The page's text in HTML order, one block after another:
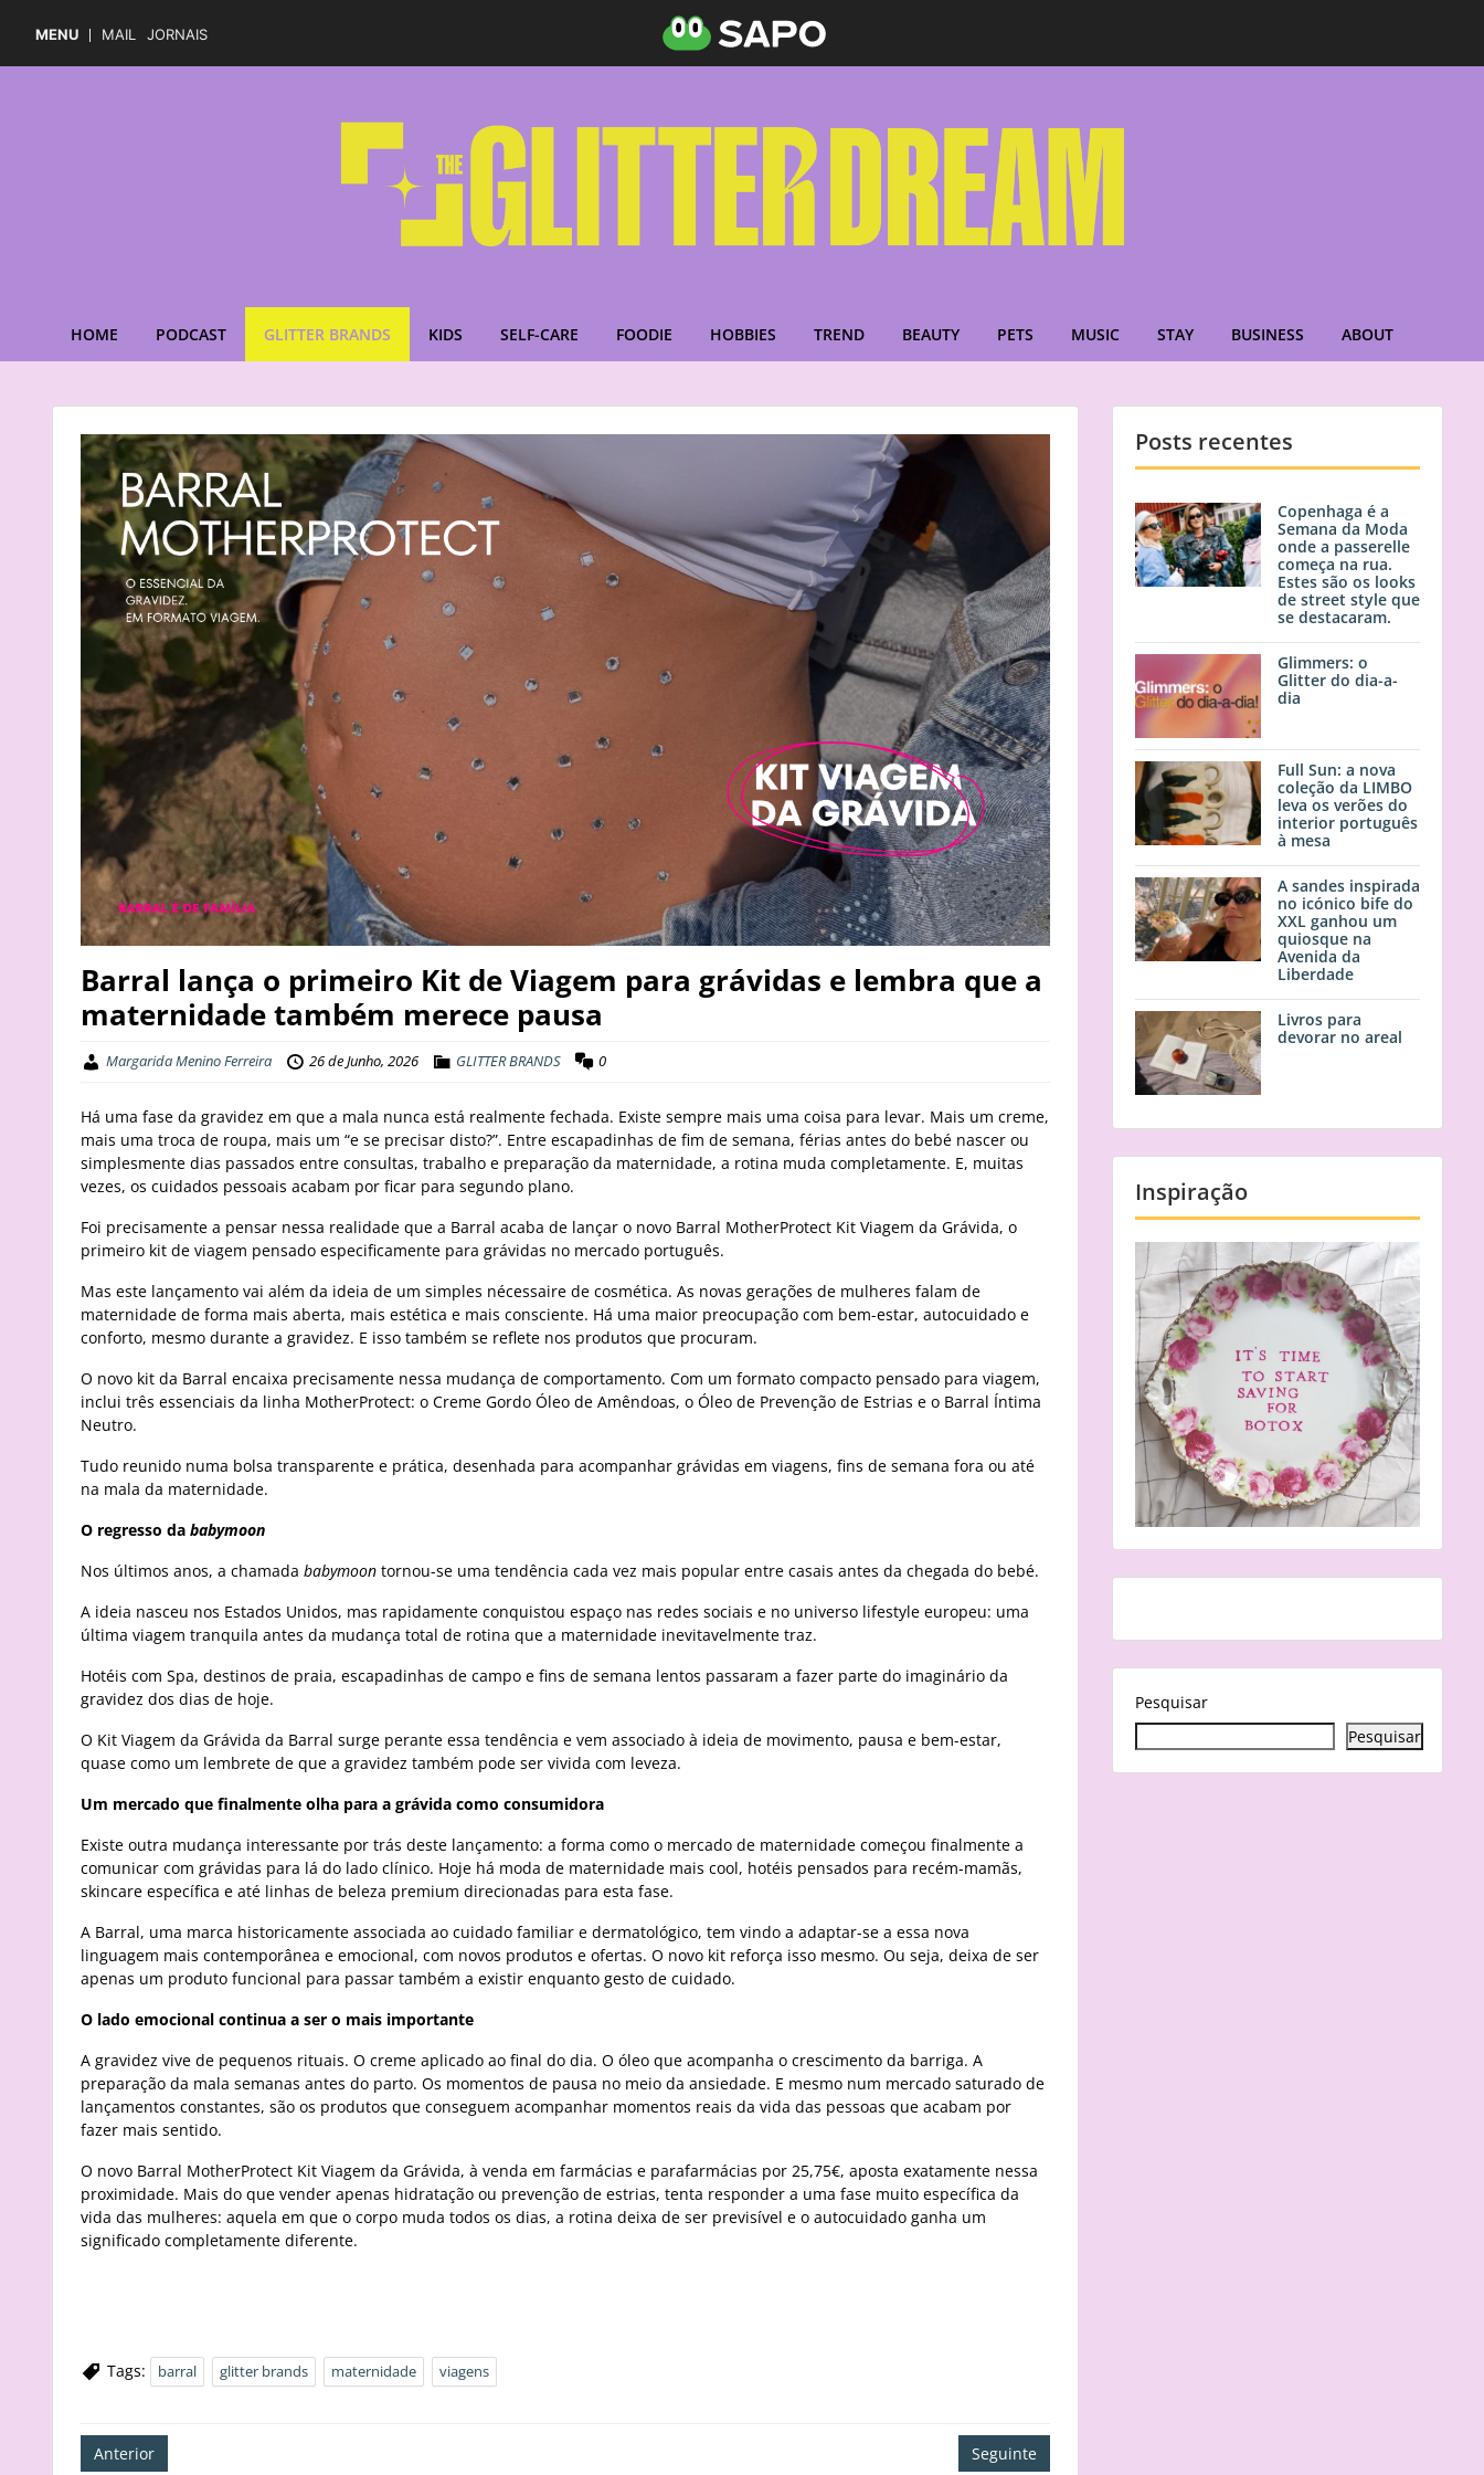
MENU MAIL JORNAIS
HOME PODCAST GLITTER BRANDS KIDS SELF-CARE FOODIE HOBBIES TREND BEAUTY PETS MUSIC STAY BUSINESS ABOUT
Barral lança o primeiro Kit de Viagem para grávidas e lembra que a
maternidade também merece pausa
Margarida Menino Ferreira 26 de Junho, 2026 GLITTER BRANDS 0
Há uma fase da gravidez em que a mala nunca está realmente fechada. Existe sempre mais uma coisa para levar. Mais um creme,
mais uma troca de roupa, mais um “e se precisar disto?”. Entre escapadinhas de fim de semana, férias antes do bebé nascer ou
simplesmente dias passados entre consultas, trabalho e preparação da maternidade, a rotina muda completamente. E, muitas
vezes, os cuidados pessoais acabam por ficar para segundo plano.
Foi precisamente a pensar nessa realidade que a Barral acaba de lançar o novo Barral MotherProtect Kit Viagem da Grávida, o
primeiro kit de viagem pensado especificamente para grávidas no mercado português.
Mas este lançamento vai além da ideia de um simples nécessaire de cosmética. As novas gerações de mulheres falam de
maternidade de forma mais aberta, mais estética e mais consciente. Há uma maior preocupação com bem-estar, autocuidado e
conforto, mesmo durante a gravidez. E isso também se reflete nos produtos que procuram.
O novo kit da Barral encaixa precisamente nessa mudança de comportamento. Com um formato compacto pensado para viagem,
inclui três essenciais da linha MotherProtect: o Creme Gordo Óleo de Amêndoas, o Óleo de Prevenção de Estrias e o Barral Íntima
Neutro.
Tudo reunido numa bolsa transparente e prática, desenhada para acompanhar grávidas em viagens, fins de semana fora ou até
na mala da maternidade.
O regresso da babymoon
Nos últimos anos, a chamada babymoon tornou-se uma tendência cada vez mais popular entre casais antes da chegada do bebé.
A ideia nasceu nos Estados Unidos, mas rapidamente conquistou espaço nas redes sociais e no universo lifestyle europeu: uma
última viagem tranquila antes da mudança total de rotina que a maternidade inevitavelmente traz.
Hotéis com Spa, destinos de praia, escapadinhas de campo e fins de semana lentos passaram a fazer parte do imaginário da
gravidez dos dias de hoje.
O Kit Viagem da Grávida da Barral surge perante essa tendência e vem associado à ideia de movimento, pausa e bem-estar,
quase como um lembrete de que a gravidez também pode ser vivida com leveza.
Um mercado que finalmente olha para a grávida como consumidora
Existe outra mudança interessante por trás deste lançamento: a forma como o mercado de maternidade começou finalmente a
comunicar com grávidas para lá do lado clínico. Hoje há moda de maternidade mais cool, hotéis pensados para recém-mamãs,
skincare específica e até linhas de beleza premium direcionadas para esta fase.
A Barral, uma marca historicamente associada ao cuidado familiar e dermatológico, tem vindo a adaptar-se a essa nova
linguagem mais contemporânea e emocional, com novos produtos e ofertas. O novo kit reforça isso mesmo. Ou seja, deixa de ser
apenas um produto funcional para passar também a existir enquanto gesto de cuidado.
O lado emocional continua a ser o mais importante
A gravidez vive de pequenos rituais. O creme aplicado ao final do dia. O óleo que acompanha o crescimento da barriga. A
preparação da mala semanas antes do parto. Os momentos de pausa no meio da ansiedade. E mesmo num mercado saturado de
lançamentos constantes, são os produtos que conseguem acompanhar momentos reais da vida das pessoas que acabam por
fazer mais sentido.
O novo Barral MotherProtect Kit Viagem da Grávida, à venda em farmácias e parafarmácias por 25,75€, aposta exatamente nessa
proximidade. Mais do que vender apenas hidratação ou prevenção de estrias, tenta responder a uma fase muito específica da
vida das mulheres: aquela em que o corpo muda todos os dias, a rotina deixa de ser previsível e o autocuidado ganha um
significado completamente diferente.
Tags: barral glitter brands maternidade viagens
Navegação
Anterior Seguinte
Posts recentes
Copenhaga é a
Semana da Moda
onde a passerelle
começa na rua.
Estes são os looks
de street style que
se destacaram.
Glimmers: o
Glitter do dia-a-
dia
Full Sun: a nova
coleção da LIMBO
leva os verões do
interior português
à mesa
A sandes inspirada
no icónico bife do
XXL ganhou um
quiosque na
Avenida da
Liberdade
Livros para
devorar no areal
Inspiração
Pesquisar
Pesquisar